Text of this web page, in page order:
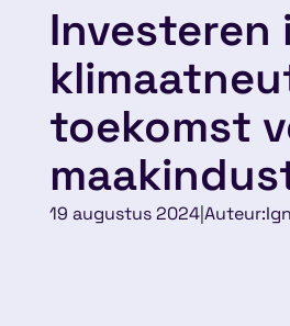
Investeren
toekomst
19 augustus 2024|Auteur: